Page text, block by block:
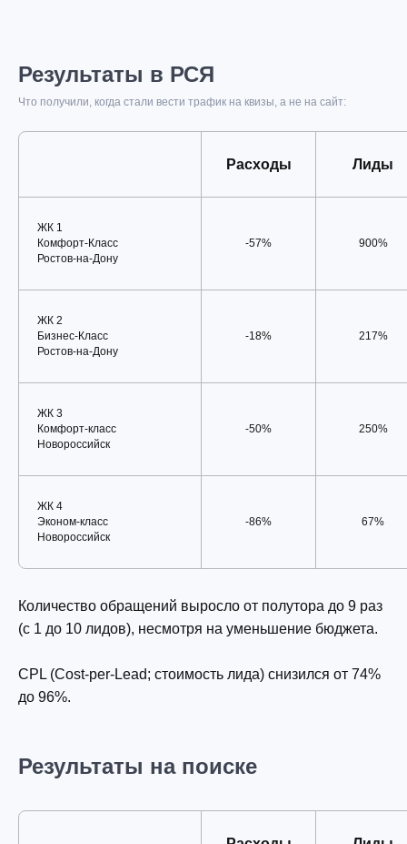
Результаты в РСЯ
Что получили, когда стали вести трафик на квизы, а не на сайт:
Расходы Лиды
ЖК 1
Комфорт-Класc
Ростов-на-Дону
-57% 900%
ЖК 2
Бизнес-Класс
Ростов-на-Дону
-18% 217%
ЖК 3
Комфорт-класс
Новороссийск
-50% 250%
ЖК 4
Эконом-класс
Новороссийск
-86% 67%
Количество обращений выросло от полутора до 9 раз
(с 1 до 10 лидов), несмотря на уменьшение бюджета.
CPL (Cost-per-Lead; стоимость лида) снизился от 74%
до 96%.
Результаты на поиске